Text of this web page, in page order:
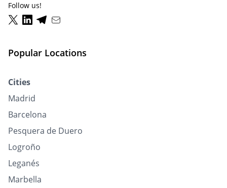
Follow us!
Popular Locations
Cities
Madrid
Barcelona
Pesquera de Duero
Logroño
Leganés
Marbella